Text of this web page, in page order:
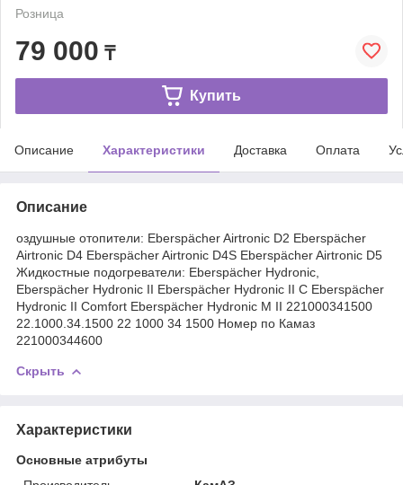
Розница
79 000 ₸
Купить
Описание Характеристики Доставка Оплата
Описание
оздушные отопители: Eberspächer Airtronic D2 Eberspächer
Airtronic D4 Eberspächer Airtronic D4S Eberspächer Airtronic D5
Жидкостные подогреватели: Eberspächer Hydronic,
Eberspächer Hydronic II Eberspächer Hydronic II C Eberspächer
Hydronic II Comfort Eberspächer Hydronic M II 221000341500
22.1000.34.1500 22 1000 34 1500 Номер по Камаз
221000344600
Скрыть
Характеристики
Основные атрибуты